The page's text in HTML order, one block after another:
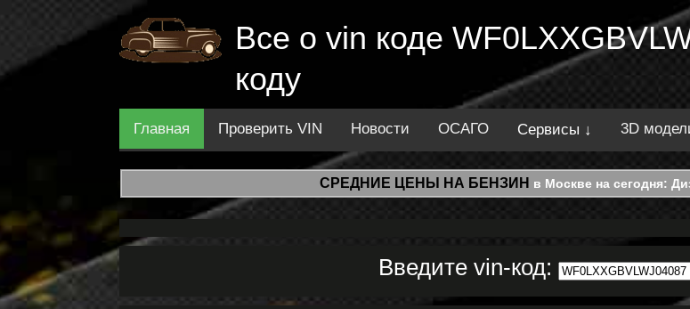
Все о vin коде
коду
Главная Проверить VIN Новости ОСАГО Сервисы ↓ 3D
СРЕДНИЕ ЦЕНЫ НА БЕНЗИН в Москве на сегодня:
Введите vin-код: